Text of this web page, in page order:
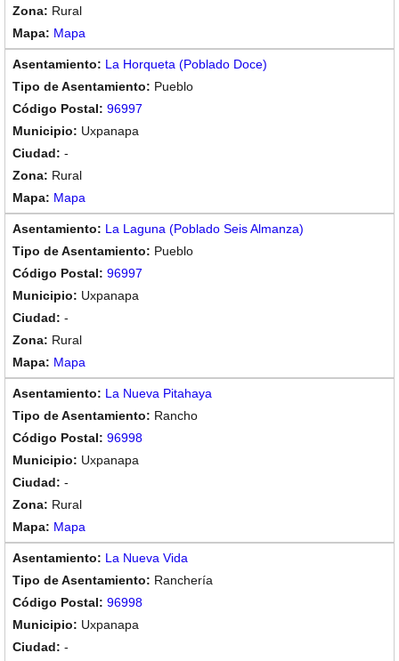
Rural
Mapa
La Horqueta (Poblado Doce)
Pueblo
96997
Uxpanapa
-
Rural
Mapa
La Laguna (Poblado Seis Almanza)
Pueblo
96997
Uxpanapa
-
Rural
Mapa
La Nueva Pitahaya
Rancho
96998
Uxpanapa
-
Rural
Mapa
La Nueva Vida
Ranchería
96998
Uxpanapa
-